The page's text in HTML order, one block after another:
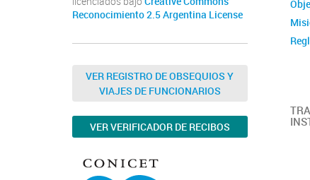
Reconocimiento 2.5 Argentina License
VER REGISTRO DE OBSEQUIOS Y
VIAJES DE FUNCIONARIOS
VER VERIFICADOR DE RECIBOS